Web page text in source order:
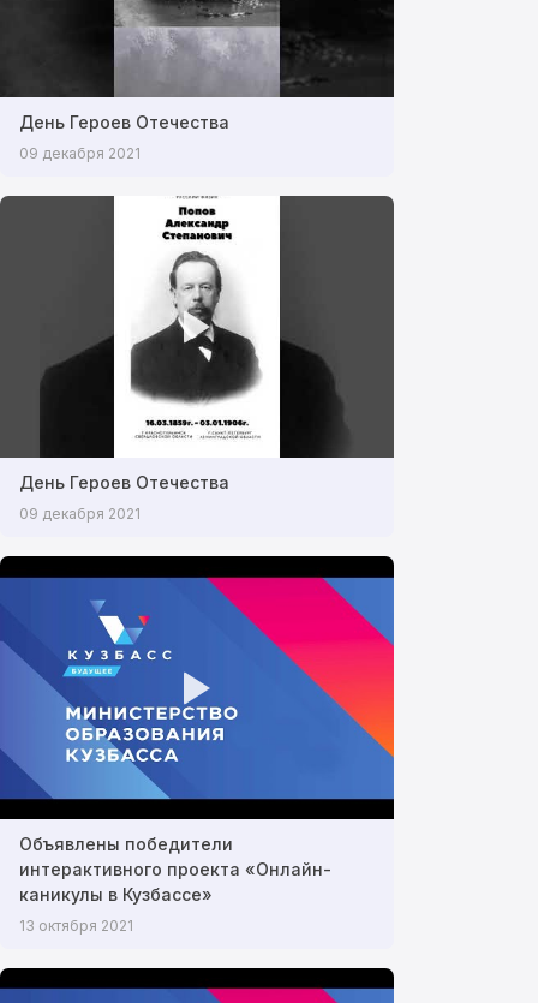
День Героев Отечества
09 декабря 2021
День Героев Отечества
09 декабря 2021
Объявлены победители
интерактивного проекта «Онлайн-
каникулы в Кузбассе»
13 октября 2021